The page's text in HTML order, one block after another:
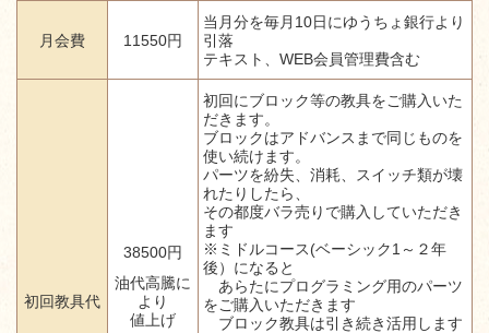
月会費 11550円
当月分を毎月10日にゆうちょ銀行より
引落
テキスト、WEB会員管理費含む
初回教具代
38500円
油代高騰に
より
値上げ
初回にブロック等の教具をご購入いた
だきます。
ブロックはアドバンスまで同じものを
使い続けます。
パーツを紛失、消耗、スイッチ類が壊
れたりしたら、
その都度バラ売りで購入していただき
ます
※ミドルコース(ベーシック1～２年
後）になると
あらたにプログラミング用のパーツ
をご購入いただきます
ブロック教具は引き続き活用します